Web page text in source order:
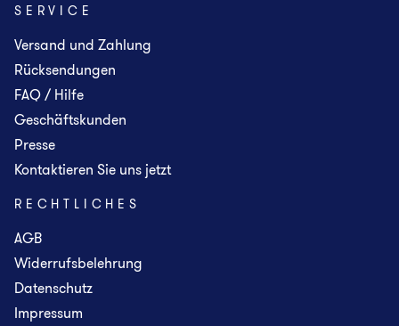
SERVICE
Versand und Zahlung
Rücksendungen
FAQ / Hilfe
Geschäftskunden
Presse
Kontaktieren Sie uns jetzt
RECHTLICHES
AGB
Widerrufsbelehrung
Datenschutz
Impressum